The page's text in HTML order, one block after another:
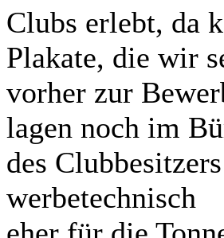
Clubs erlebt, da
Plakate, die wir
vorher zur
lagen noch im
des
werbetechnisch